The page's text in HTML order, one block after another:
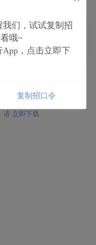
们，试试复制招
哦~
App，点击立即下
复制招口令
请 立即下载